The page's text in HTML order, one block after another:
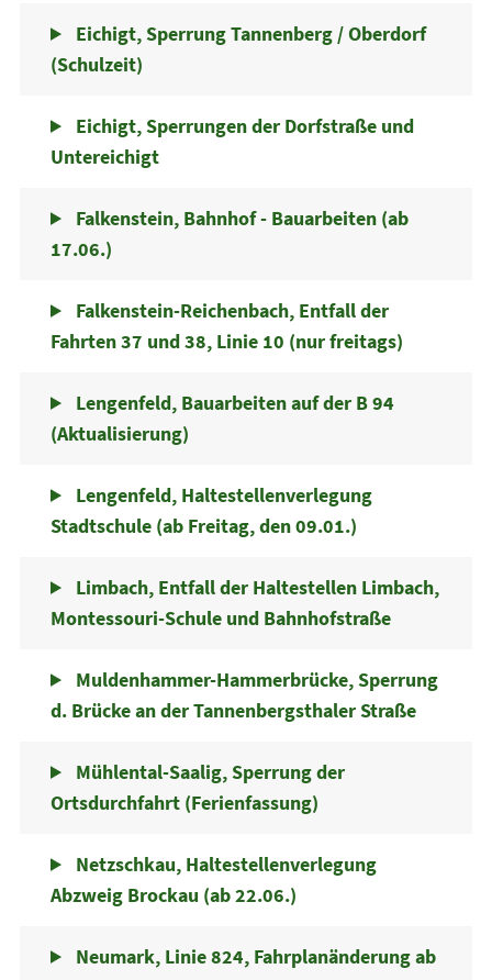
Eichigt, Sperrung Tannenberg / Oberdorf
(Schulzeit)
Eichigt, Sperrungen der Dorfstraße und
Untereichigt
Falkenstein, Bahnhof - Bauarbeiten (ab
17.06.)
Falkenstein-Reichenbach, Entfall der
Fahrten 37 und 38, Linie 10 (nur freitags)
Lengenfeld, Bauarbeiten auf der B 94
(Aktualisierung)
Lengenfeld, Haltestellenverlegung
Stadtschule (ab Freitag, den 09.01.)
Limbach, Entfall der Haltestellen Limbach,
Montessouri-Schule und Bahnhofstraße
Muldenhammer-Hammerbrücke, Sperrung
d. Brücke an der Tannenbergsthaler Straße
Mühlental-Saalig, Sperrung der
Ortsdurchfahrt (Ferienfassung)
Netzschkau, Haltestellenverlegung
Abzweig Brockau (ab 22.06.)
Neumark, Linie 824, Fahrplanänderung ab